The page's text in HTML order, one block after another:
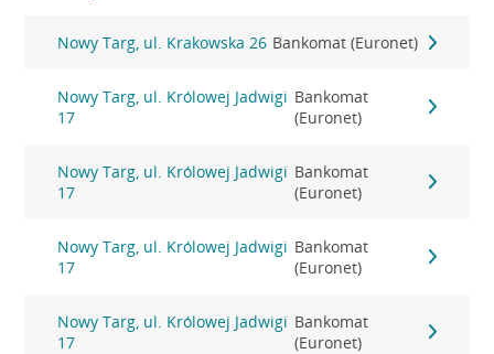
Nowy Targ, ul. Krakowska 26 Bankomat (Euronet)
Nowy Targ, ul. Królowej Jadwigi
17
Bankomat
(Euronet)
Nowy Targ, ul. Królowej Jadwigi
17
Bankomat
(Euronet)
Nowy Targ, ul. Królowej Jadwigi
17
Bankomat
(Euronet)
Nowy Targ, ul. Królowej Jadwigi
17
Bankomat
(Euronet)